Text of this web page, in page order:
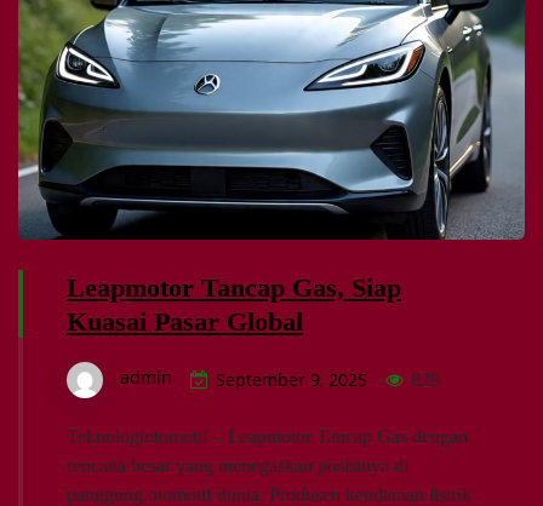
Leapmotor Tancap Gas, Siap
Kuasai Pasar Global
admin September 9, 2025 829
Teknologiotomotif – Leapmotor Tancap Gas dengan
rencana besar yang menegaskan posisinya di
panggung otomotif dunia. Produsen kendaraan listrik